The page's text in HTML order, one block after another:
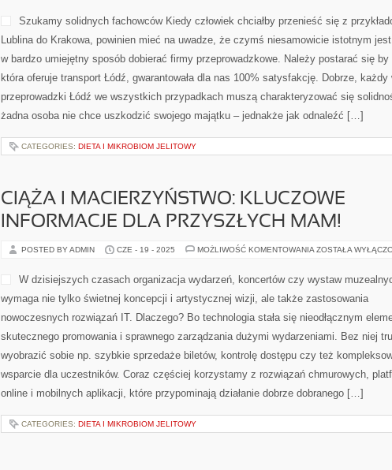
CIĘŻKA
Szukamy solidnych fachowców Kiedy człowiek chciałby przenieść się z
Lublina do Krakowa, powinien mieć na uwadze, że czymś niesamowicie istotnym
w bardzo umiejętny sposób dobierać firmy przeprowadzkowe. Należy postarać się by
która oferuje transport Łódź, gwarantowała dla nas 100% satysfakcję. Dobrze, każdy
przeprowadzki Łódź we wszystkich przypadkach muszą charakteryzować się
żadna osoba nie chce uszkodzić swojego majątku – jednakże jak odnaleźć […]
CATEGORIES: DIETA I MIKROBIOM JELITOWY
CIĄŻA I MACIERZYŃSTWO: KLUCZOWE
INFORMACJE DLA PRZYSZŁYCH MAM!
POSTED BY ADMIN CZE - 19 - 2025 MOŻLIWOŚĆ KOMENTOWANIA CIĄŻA
KLUCZOWE
INFORMACJE
PRZYSZŁYCH
ZOSTAŁA
W dzisiejszych czasach organizacja wydarzeń, koncertów czy wystaw
wymaga nie tylko świetnej koncepcji i artystycznej wizji, ale także zastosowania
nowoczesnych rozwiązań IT. Dlaczego? Bo technologia stała się nieodłącznym
skutecznego promowania i sprawnego zarządzania dużymi wydarzeniami. Bez niej
wyobrazić sobie np. szybkie sprzedaże biletów, kontrolę dostępu czy też
wsparcie dla uczestników. Coraz częściej korzystamy z rozwiązań chmurowych,
online i mobilnych aplikacji, które przypominają działanie dobrze dobranego […]
CATEGORIES: DIETA I MIKROBIOM JELITOWY